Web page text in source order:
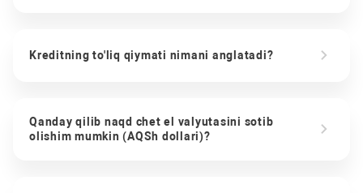
Kreditning to'liq qiymati nimani anglatadi?
Qanday qilib naqd chet el valyutasini sotib
olishim mumkin (AQSh dollari)?